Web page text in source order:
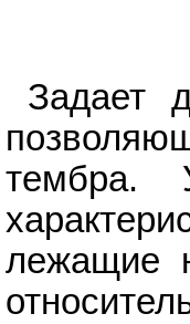
Задает
тембра.
лежащие